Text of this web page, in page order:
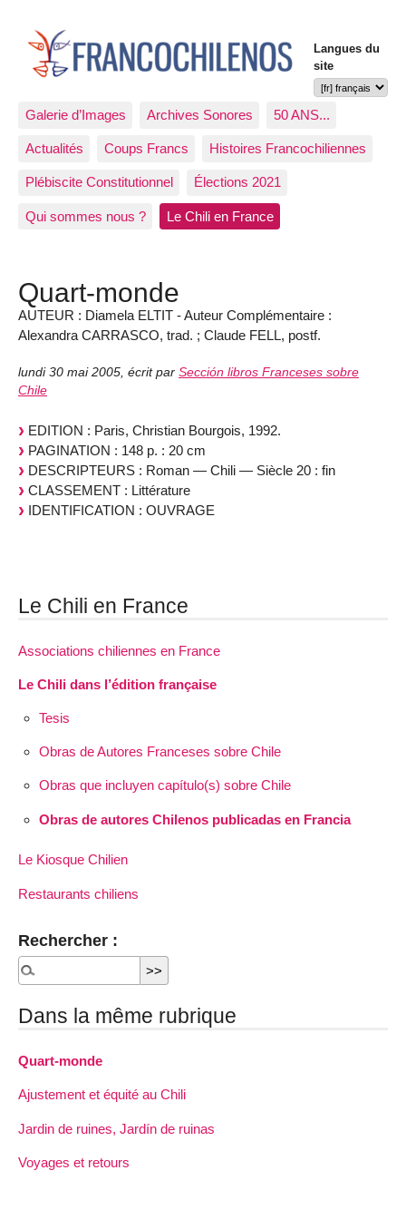
Langues du
site
Galerie d’Images Archives Sonores 50 ANS...
Actualités Coups Francs Histoires Francochiliennes
Plébiscite Constitutionnel Élections 2021
Qui sommes nous ? Le Chili en France
Quart-monde
AUTEUR : Diamela ELTIT - Auteur Complémentaire :
Alexandra CARRASCO, trad. ; Claude FELL, postf.
lundi 30 mai 2005, écrit par Sección libros Franceses sobre
Chile
EDITION : Paris, Christian Bourgois, 1992.
PAGINATION : 148 p. : 20 cm
DESCRIPTEURS : Roman — Chili — Siècle 20 : fin
CLASSEMENT : Littérature
IDENTIFICATION : OUVRAGE
Le Chili en France
Associations chiliennes en France
Le Chili dans l’édition française
Tesis
Obras de Autores Franceses sobre Chile
Obras que incluyen capítulo(s) sobre Chile
Obras de autores Chilenos publicadas en Francia
Le Kiosque Chilien
Restaurants chiliens
Rechercher :
Dans la même rubrique
Quart-monde
Ajustement et équité au Chili
Jardin de ruines, Jardín de ruinas
Voyages et retours